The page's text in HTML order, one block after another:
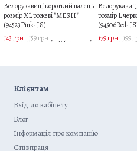
Велорукавиці короткий палець
розмір XL рожеві "MESH"
(94523Pink-IS)
143 грн 159 грн
розмір L
(94506Red-
179 грн 199
Клієнтам
Вхід до кабінету
Блог
Інформація про компанію
Співпраця